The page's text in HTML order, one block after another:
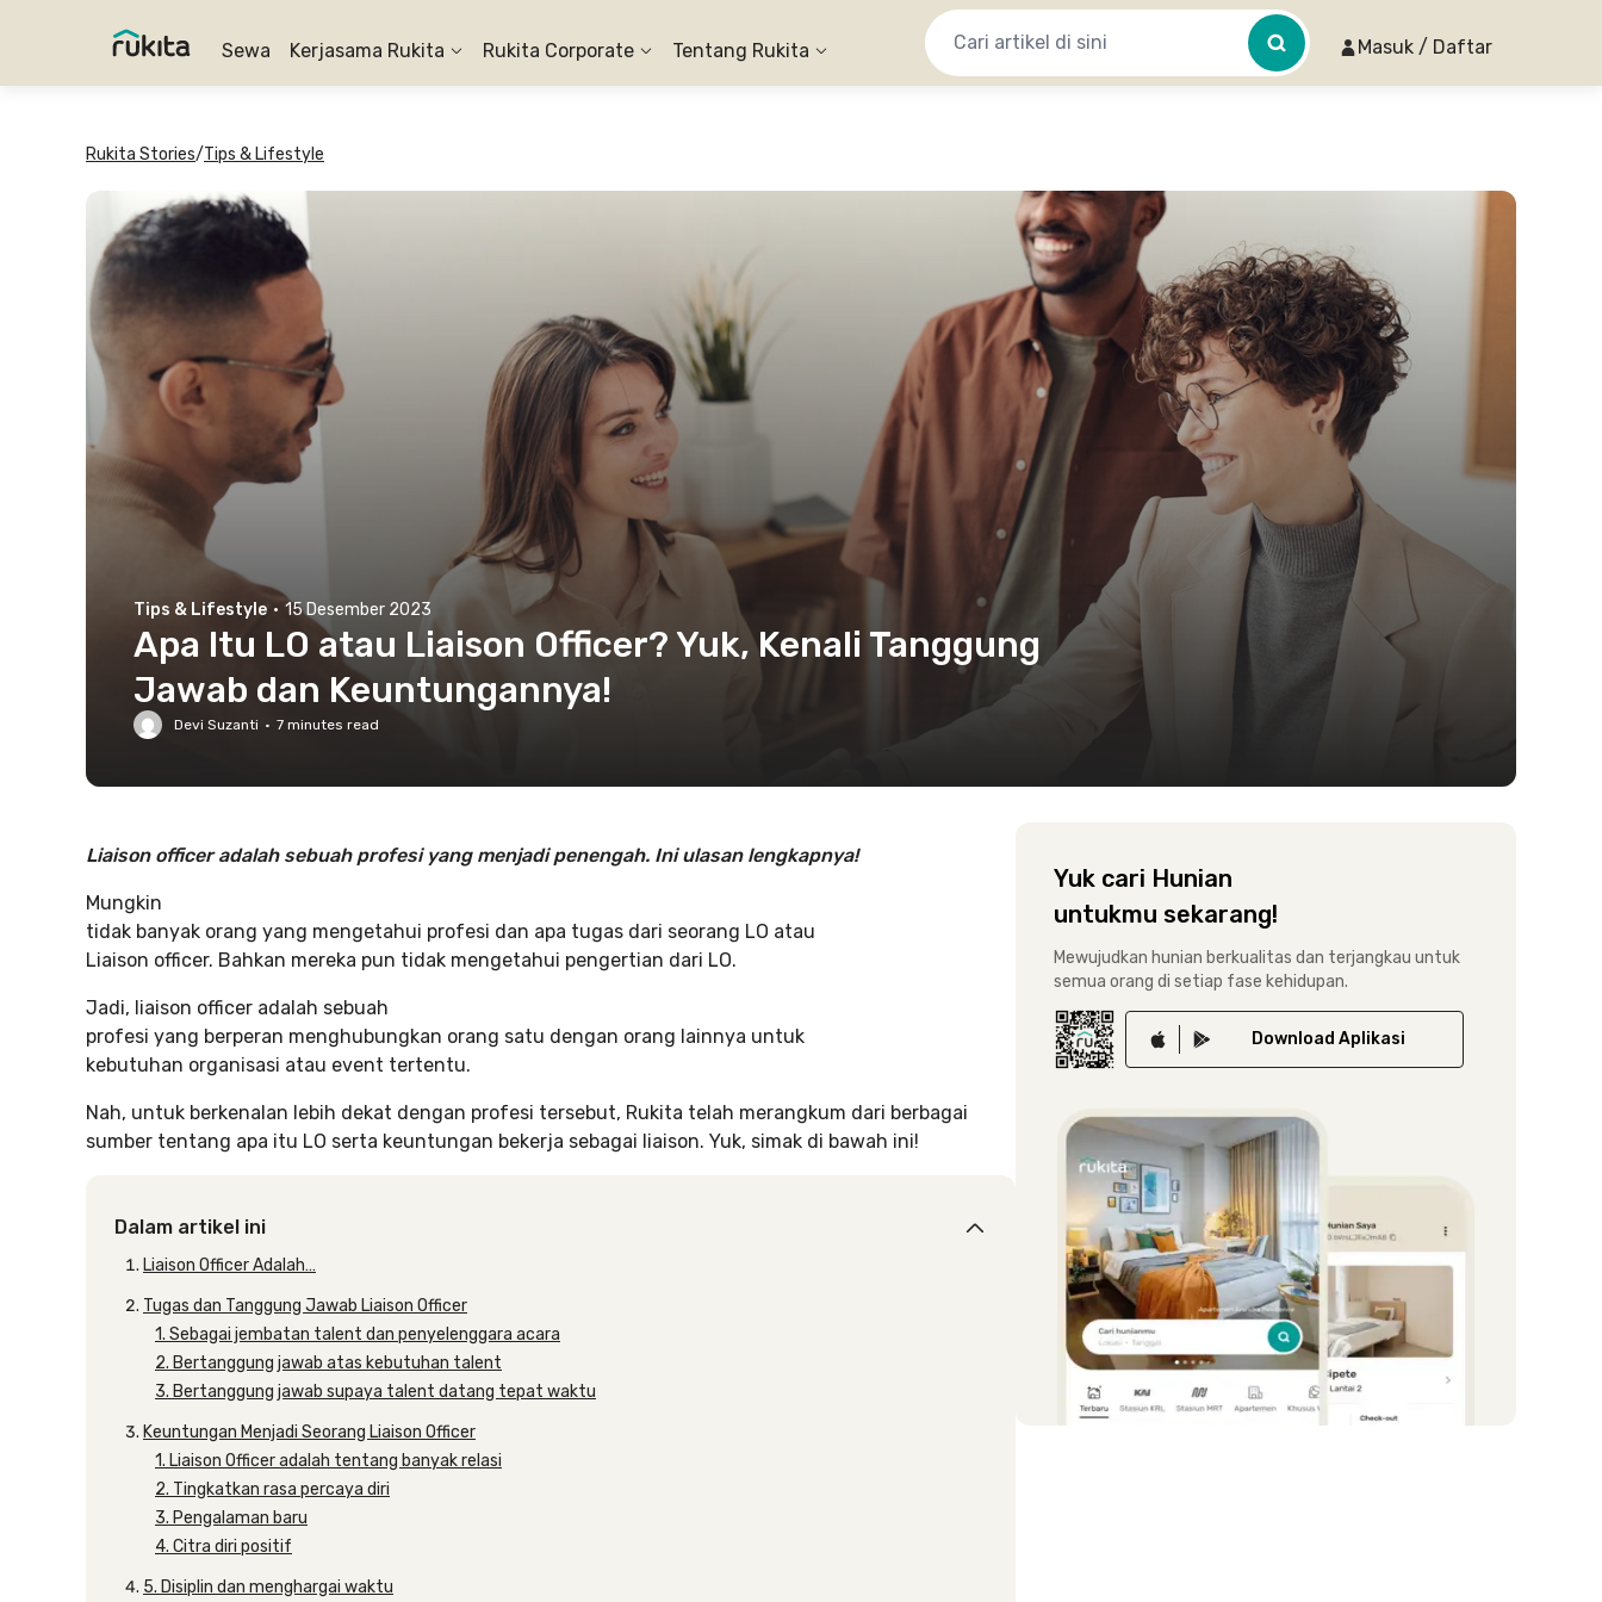
Sewa Kerjasama Rukita Rukita Corporate Tentang Rukita Masuk / Daftar
Rukita Stories/Tips & Lifestyle
Tips & Lifestyle · 15 Desember 2023
Apa Itu LO atau Liaison Officer? Yuk, Kenali Tanggung
Jawab dan Keuntungannya!
Devi Suzanti · 7 minutes read
Liaison officer adalah sebuah profesi yang menjadi penengah. Ini ulasan lengkapnya!
Mungkin
tidak banyak orang yang mengetahui profesi dan apa tugas dari seorang LO atau
Liaison officer. Bahkan mereka pun tidak mengetahui pengertian dari LO.
Jadi, liaison officer adalah sebuah
profesi yang berperan menghubungkan orang satu dengan orang lainnya untuk
kebutuhan organisasi atau event tertentu.
Nah, untuk berkenalan lebih dekat dengan profesi tersebut, Rukita telah merangkum dari berbagai
sumber tentang apa itu LO serta keuntungan bekerja sebagai liaison. Yuk, simak di bawah ini!
Dalam artikel ini
Liaison Officer Adalah…
Tugas dan Tanggung Jawab Liaison Officer
1. Sebagai jembatan talent dan penyelenggara acara
2. Bertanggung jawab atas kebutuhan talent
3. Bertanggung jawab supaya talent datang tepat waktu
Keuntungan Menjadi Seorang Liaison Officer
1. Liaison Officer adalah tentang banyak relasi
2. Tingkatkan rasa percaya diri
3. Pengalaman baru
4. Citra diri positif
5. Disiplin dan menghargai waktu
Yuk cari Hunian
untukmu sekarang!
Mewujudkan hunian berkualitas dan terjangkau untuk
semua orang di setiap fase kehidupan.
Download Aplikasi